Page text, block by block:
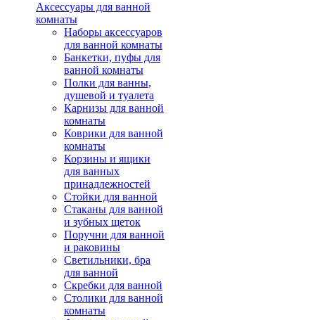
Аксессуары для ванной
комнаты
Наборы аксессуаров
для ванной комнаты
Банкетки, пуфы для
ванной комнаты
Полки для ванны,
душевой и туалета
Карнизы для ванной
комнаты
Коврики для ванной
комнаты
Корзины и ящики
для ванных
принадлежностей
Стойки для ванной
Стаканы для ванной
и зубных щеток
Поручни для ванной
и раковины
Светильники, бра
для ванной
Скребки для ванной
Столики для ванной
комнаты